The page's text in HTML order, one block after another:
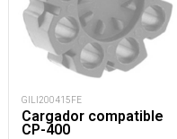
GILI200415FE
Cargador compatible
CP-400